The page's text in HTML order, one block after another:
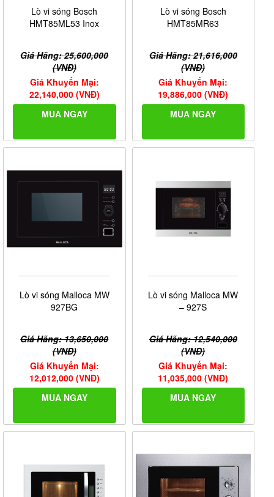
Lò vi sóng Bosch
HMT85ML53 Inox
Giá Hãng: 25,600,000
(VNĐ)
Giá Khuyến Mại:
22,140,000 (VNĐ)
MUA NGAY
Lò vi sóng Bosch
HMT85MR63
Giá Hãng: 21,616,000
(VNĐ)
Giá Khuyến Mại:
19,886,000 (VNĐ)
MUA NGAY
Lò vi sóng Malloca MW
927BG
Giá Hãng: 13,650,000
(VNĐ)
Giá Khuyến Mại:
12,012,000 (VNĐ)
MUA NGAY
Lò vi sóng Malloca MW
– 927S
Giá Hãng: 12,540,000
(VNĐ)
Giá Khuyến Mại:
11,035,000 (VNĐ)
MUA NGAY